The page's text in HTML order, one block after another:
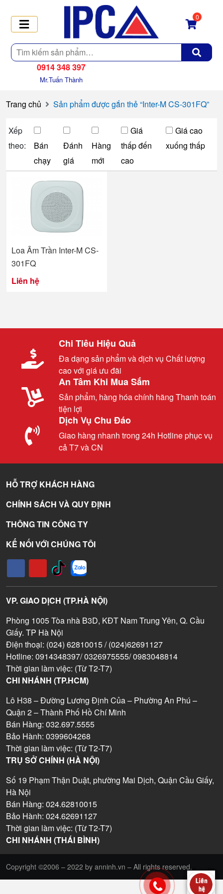
Tìm
kiếm
0
0914 348 397
Mr.Tuấn Thành
Trang chủ Sản phẩm được gắn thẻ “Inter-M CS-301FQ”
Xếp
theo:
Bán
chạy
Đánh
giá
Hàng
mới
Giá
thấp đến
cao
Giá cao
xuống thấp
Loa Âm Trần Inter-M CS-
301FQ
Liên hệ
Chi Tiêu Hiệu Quả
Đa dạng sản phẩm và dịch vụ Chất lượng
cao với giá ưu đãi
An Tâm Khi Mua Sắm
Sản phẩm, hàng hóa chính hãng Thanh toán
tiện lợi
Dịch Vụ Chu Đáo
Giao hàng nhanh trong 24h Hotline phục vụ
cả T7 và CN
HỖ TRỢ KHÁCH HÀNG
CHÍNH SÁCH VÀ QUY ĐỊNH
THÔNG TIN CÔNG TY
KẾ NỐI VỚI CHÚNG TÔI
VP. GIAO DỊCH (TP.HÀ NỘI)
Phòng 1005 Tòa nhà B3D, KĐT Nam Trung Yên, Q. Cầu
Giấy. TP Hà Nội
Điện thoại: (024) 62810015 / (024)62691127
Hotline: 0914348397/ 0326975555/ 0983048814
Thời gian làm việc: (Từ T2-T7)
CHI NHÁNH (TP.HCM)
Lô H38 – Đường Lương Định Của – Phường An Phú –
Quận 2 – Thành Phố Hồ Chí Minh
Bán Hàng: 032.697.5555
Bảo Hành: 0399604268
Thời gian làm việc: (Từ T2-T7)
TRỤ SỞ CHÍNH (HÀ NỘI)
Số 19 Phạm Thận Duật, phường Mai Dịch, Quận Cầu Giấy,
Hà Nội
Bán Hàng: 024.62810015
Bảo Hành: 024.62691127
Thời gian làm việc: (Từ T2-T7)
CHI NHÁNH (THÁI BÌNH)
Copyright ©2006 – 2022 by anninh.vn – All rights reserved.